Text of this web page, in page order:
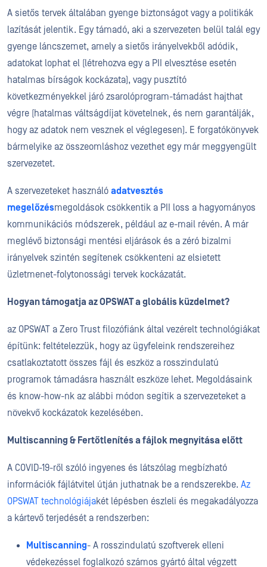
A sietős tervek általában gyenge biztonságot vagy a politikák
lazítását jelentik. Egy támadó, aki a szervezeten belül talál egy
gyenge láncszemet, amely a sietős irányelvekből adódik,
adatokat lophat el (létrehozva egy a PII elvesztése esetén
hatalmas bírságok kockázata), vagy pusztító
következményekkel járó zsarolóprogram-támadást hajthat
végre (hatalmas váltságdíjat követelnek, és nem garantálják,
hogy az adatok nem vesznek el véglegesen). E forgatókönyvek
bármelyike az összeomláshoz vezethet egy már meggyengült
szervezetet.
A szervezeteket használó adatvesztés
megelőzésmegoldások csökkentik a PII loss a hagyományos
kommunikációs módszerek, például az e-mail révén. A már
meglévő biztonsági mentési eljárások és a zéró bizalmi
irányelvek szintén segítenek csökkenteni az elsietett
üzletmenet-folytonossági tervek kockázatát.
Hogyan támogatja az OPSWAT a globális küzdelmet?
az OPSWAT a Zero Trust filozófiánk által vezérelt technológiákat
építünk: feltételezzük, hogy az ügyfeleink rendszereihez
csatlakoztatott összes fájl és eszköz a rosszindulatú
programok támadásra használt eszköze lehet. Megoldásaink
és know-how-nk az alábbi módon segítik a szervezeteket a
növekvő kockázatok kezelésében.
Multiscanning & Fertőtlenítés a fájlok megnyitása előtt
A COVID-19-ről szóló ingyenes és látszólag megbízható
információk fájlátvitel útján juthatnak be a rendszerekbe. Az
OPSWAT technológiájakét lépésben észleli és megakadályozza
a kártevő terjedését a rendszerben:
Multiscanning- A rosszindulatú szoftverek elleni
védekezéssel foglalkozó számos gyártó által végzett